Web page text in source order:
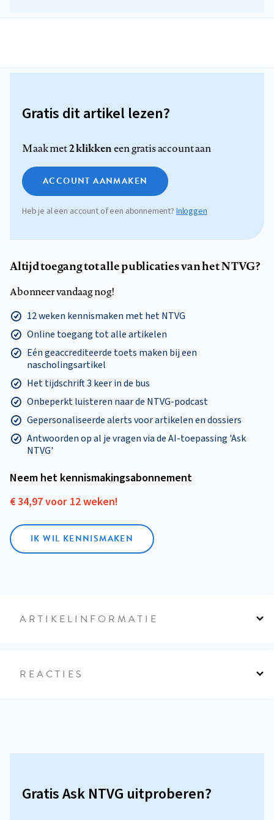
Gratis dit artikel lezen?
Maak met2 klikkeneen gratis account aan
ACCOUNT AANMAKEN
Heb je al een account of een abonnement? Inloggen
Altijd toegang tot alle publicaties van het NTVG?
Abonneer vandaag nog!
12 weken kennismaken met het NTVG
Online toegang tot alle artikelen
Eén geaccrediteerde toets maken bij een
nascholingsartikel
Het tijdschrift 3 keer in de bus
Onbeperkt luisteren naar de NTVG-podcast
Gepersonaliseerde alerts voor artikelen en dossiers
Antwoorden op al je vragen via de AI-toepassing 'Ask
NTVG'
Neem het kennismakings­abonnement
€ 34,97 voor 12 weken!
IK WIL KENNISMAKEN
ARTIKELINFORMATIE
REACTIES
Gratis Ask NTVG uitproberen?